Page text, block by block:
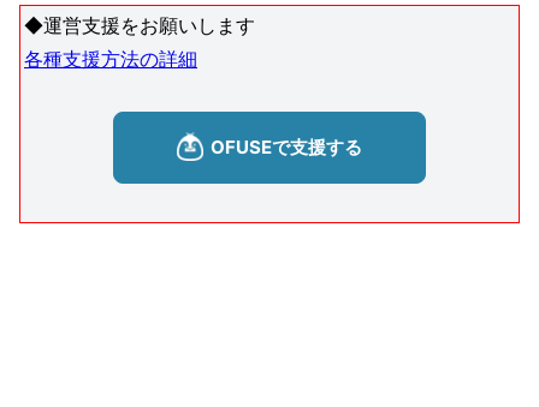
◆運営支援をお願いします
各種支援方法の詳細